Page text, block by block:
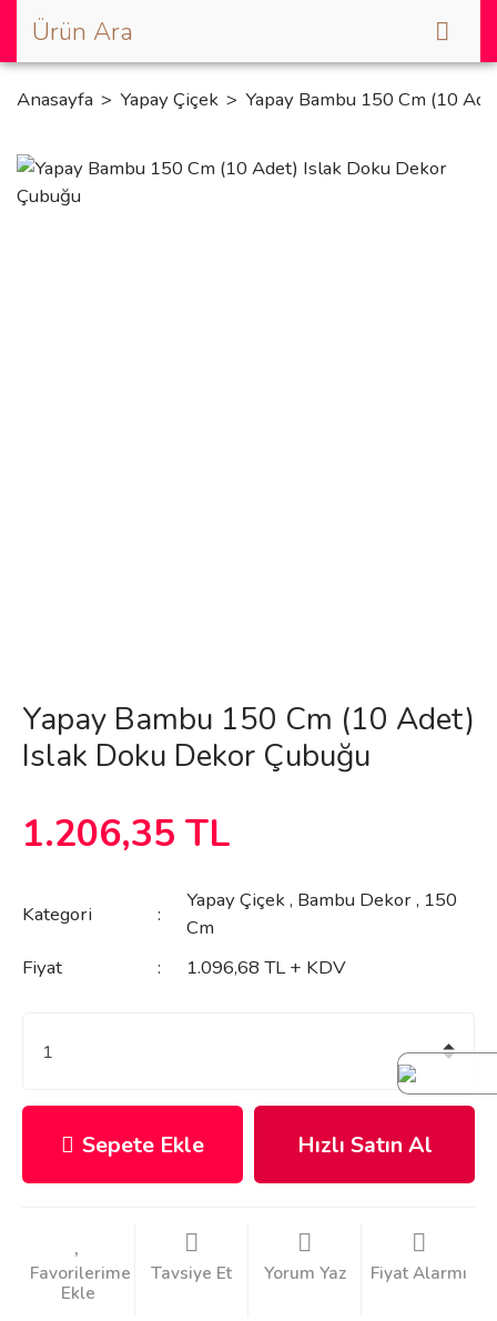
Anasayfa Yapay Çiçek Yapay Bambu 150 Cm (10
Yapay Bambu 150 Cm (10 Adet)
Islak Doku Dekor Çubuğu
1.206,35 TL
Kategori
Yapay Çiçek, Bambu Dekor, 150
Cm
Fiyat
1.096,68 TL + KDV
Sepete Ekle Hızlı Satın Al
Tavsiye Et Yorum Yaz Fiyat Alarmı